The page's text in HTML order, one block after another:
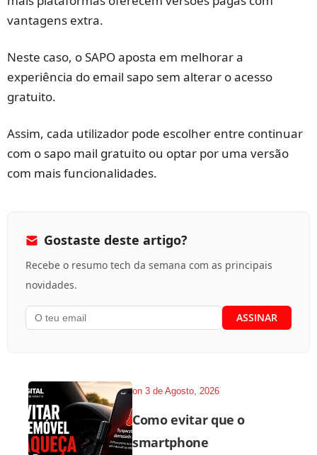
vantagens extra.
Neste caso, o SAPO aposta em melhorar a
experiência do email sapo sem alterar o acesso
gratuito.
Assim, cada utilizador pode escolher entre continuar
com o sapo mail gratuito ou optar por uma versão
com mais funcionalidades.
Gostaste deste artigo?
Recebe o resumo tech da semana com as principais
novidades.
on3 de Agosto, 2026
Como evitar que o
smartphone